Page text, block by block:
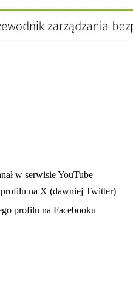
karcie
w serwisie YouTube
profilu na X (dawniej Twitter)
karcie
profilu na Facebooku